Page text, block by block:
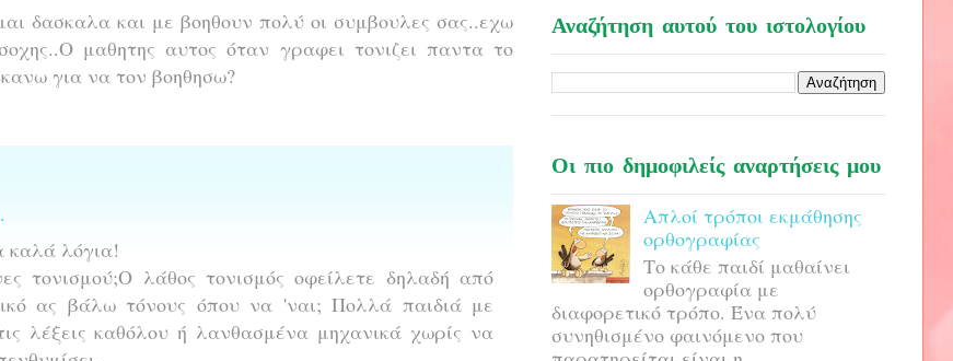
δασκαλα και με βοηθουν πολύ οι συμβουλες σας..εχω
μαθητης αυτος όταν γραφει τονιζει παντα το
για να τον βοηθησω?
καλά λόγια!
τονισμού;Ο λάθος τονισμός οφείλετε δηλαδή από
ας βάλω τόνους όπου να 'ναι; Πολλά παιδιά με
λέξεις καθόλου ή λανθασμένα μηχανικά χωρίς να
Αναζήτηση αυτού του ιστολογίου
Οι πιο δημοφιλείς αναρτήσεις μου
Απλοί τρόποι εκμάθησης
ορθογραφίας
Το κάθε παιδί μαθαίνει
ορθογραφία με
διαφορετικό τρόπο. Ένα πολύ
συνηθισμένο φαινόμενο που